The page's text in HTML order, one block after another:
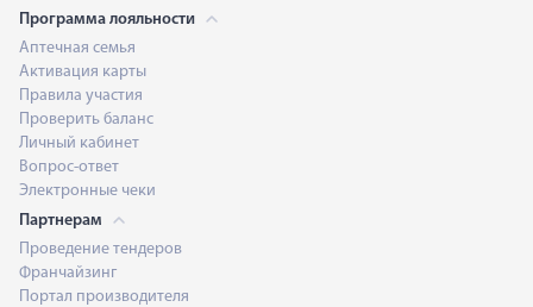
Программа лояльности
Аптечная семья
Активация карты
Правила участия
Проверить баланс
Личный кабинет
Вопрос-ответ
Электронные чеки
Партнерам
Проведение тендеров
Франчайзинг
Портал производителя